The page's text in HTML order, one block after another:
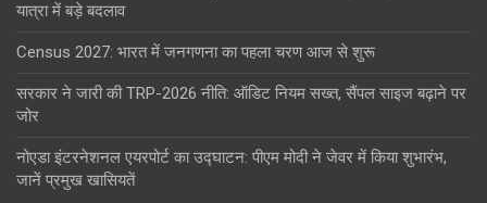
यात्रा में बड़े बदलाव
Census 2027: भारत में जनगणना का पहला चरण आज से शुरू
सरकार ने जारी की TRP-2026 नीति: ऑडिट नियम सख्त, सैंपल साइज बढ़ाने पर
जोर
नोएडा इंटरनेशनल एयरपोर्ट का उद्घाटन: पीएम मोदी ने जेवर में किया शुभारंभ,
जानें प्रमुख खासियतें